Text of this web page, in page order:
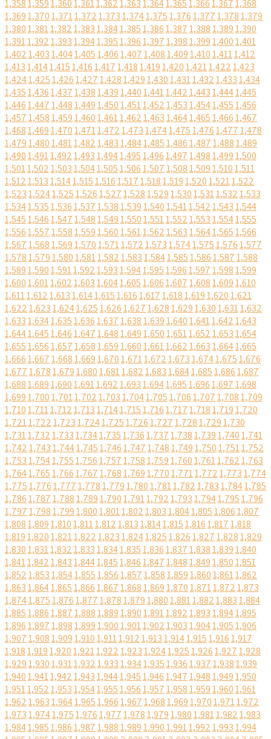
1,3581,3591,3601,3611,3621,3631,3641,3651,3661,3671,368
1,3691,3701,3711,3721,3731,3741,3751,3761,3771,3781,379
1,3801,3811,3821,3831,3841,3851,3861,3871,3881,3891,390
1,3911,3921,3931,3941,3951,3961,3971,3981,3991,4001,401
1,4021,4031,4041,4051,4061,4071,4081,4091,4101,4111,412
1,4131,4141,4151,4161,4171,4181,4191,4201,4211,4221,423
1,4241,4251,4261,4271,4281,4291,4301,4311,4321,4331,434
1,4351,4361,4371,4381,4391,4401,4411,4421,4431,4441,445
1,4461,4471,4481,4491,4501,4511,4521,4531,4541,4551,456
1,4571,4581,4591,4601,4611,4621,4631,4641,4651,4661,467
1,4681,4691,4701,4711,4721,4731,4741,4751,4761,4771,478
1,4791,4801,4811,4821,4831,4841,4851,4861,4871,4881,489
1,4901,4911,4921,4931,4941,4951,4961,4971,4981,4991,500
1,5011,5021,5031,5041,5051,5061,5071,5081,5091,5101,511
1,5121,5131,5141,5151,5161,5171,5181,5191,5201,5211,522
1,5231,5241,5251,5261,5271,5281,5291,5301,5311,5321,533
1,5341,5351,5361,5371,5381,5391,5401,5411,5421,5431,544
1,5451,5461,5471,5481,5491,5501,5511,5521,5531,5541,555
1,5561,5571,5581,5591,5601,5611,5621,5631,5641,5651,566
1,5671,5681,5691,5701,5711,5721,5731,5741,5751,5761,577
1,5781,5791,5801,5811,5821,5831,5841,5851,5861,5871,588
1,5891,5901,5911,5921,5931,5941,5951,5961,5971,5981,599
1,6001,6011,6021,6031,6041,6051,6061,6071,6081,6091,610
1,6111,6121,6131,6141,6151,6161,6171,6181,6191,6201,621
1,6221,6231,6241,6251,6261,6271,6281,6291,6301,6311,632
1,6331,6341,6351,6361,6371,6381,6391,6401,6411,6421,643
1,6441,6451,6461,6471,6481,6491,6501,6511,6521,6531,654
1,6551,6561,6571,6581,6591,6601,6611,6621,6631,6641,665
1,6661,6671,6681,6691,6701,6711,6721,6731,6741,6751,676
1,6771,6781,6791,6801,6811,6821,6831,6841,6851,6861,687
1,6881,6891,6901,6911,6921,6931,6941,6951,6961,6971,698
1,6991,7001,7011,7021,7031,7041,7051,7061,7071,7081,709
1,7101,7111,7121,7131,7141,7151,7161,7171,7181,7191,720
1,7211,7221,7231,7241,7251,7261,7271,7281,7291,730
1,7311,7321,7331,7341,7351,7361,7371,7381,7391,7401,741
1,7421,7431,7441,7451,7461,7471,7481,7491,7501,7511,752
1,7531,7541,7551,7561,7571,7581,7591,7601,7611,7621,763
1,7641,7651,7661,7671,7681,7691,7701,7711,7721,7731,774
1,7751,7761,7771,7781,7791,7801,7811,7821,7831,7841,785
1,7861,7871,7881,7891,7901,7911,7921,7931,7941,7951,796
1,7971,7981,7991,8001,8011,8021,8031,8041,8051,8061,807
1,8081,8091,8101,8111,8121,8131,8141,8151,8161,8171,818
1,8191,8201,8211,8221,8231,8241,8251,8261,8271,8281,829
1,8301,8311,8321,8331,8341,8351,8361,8371,8381,8391,840
1,8411,8421,8431,8441,8451,8461,8471,8481,8491,8501,851
1,8521,8531,8541,8551,8561,8571,8581,8591,8601,8611,862
1,8631,8641,8651,8661,8671,8681,8691,8701,8711,8721,873
1,8741,8751,8761,8771,8781,8791,8801,8811,8821,8831,884
1,8851,8861,8871,8881,8891,8901,8911,8921,8931,8941,895
1,8961,8971,8981,8991,9001,9011,9021,9031,9041,9051,906
1,9071,9081,9091,9101,9111,9121,9131,9141,9151,9161,917
1,9181,9191,9201,9211,9221,9231,9241,9251,9261,9271,928
1,9291,9301,9311,9321,9331,9341,9351,9361,9371,9381,939
1,9401,9411,9421,9431,9441,9451,9461,9471,9481,9491,950
1,9511,9521,9531,9541,9551,9561,9571,9581,9591,9601,961
1,9621,9631,9641,9651,9661,9671,9681,9691,9701,9711,972
1,9731,9741,9751,9761,9771,9781,9791,9801,9811,9821,983
1,9841,9851,9861,9871,9881,9891,9901,9911,9921,9931,994